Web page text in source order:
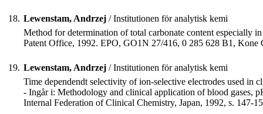
18. Lewenstam, Andrzej / Institutionen för analytisk kemi
Method for determination of total carbonate content especially
Patent Office, 1992. EPO, GO1N 27/416, 0 285 628 B1, Kone
19. Lewenstam, Andrzej / Institutionen för analytisk kemi
Time dependendt selectivity of ion-selective electrodes used in
- Ingår i: Methodology and clinical application of blood gases,
Internal Federation of Clinical Chemistry, Japan, 1992, s. 147-